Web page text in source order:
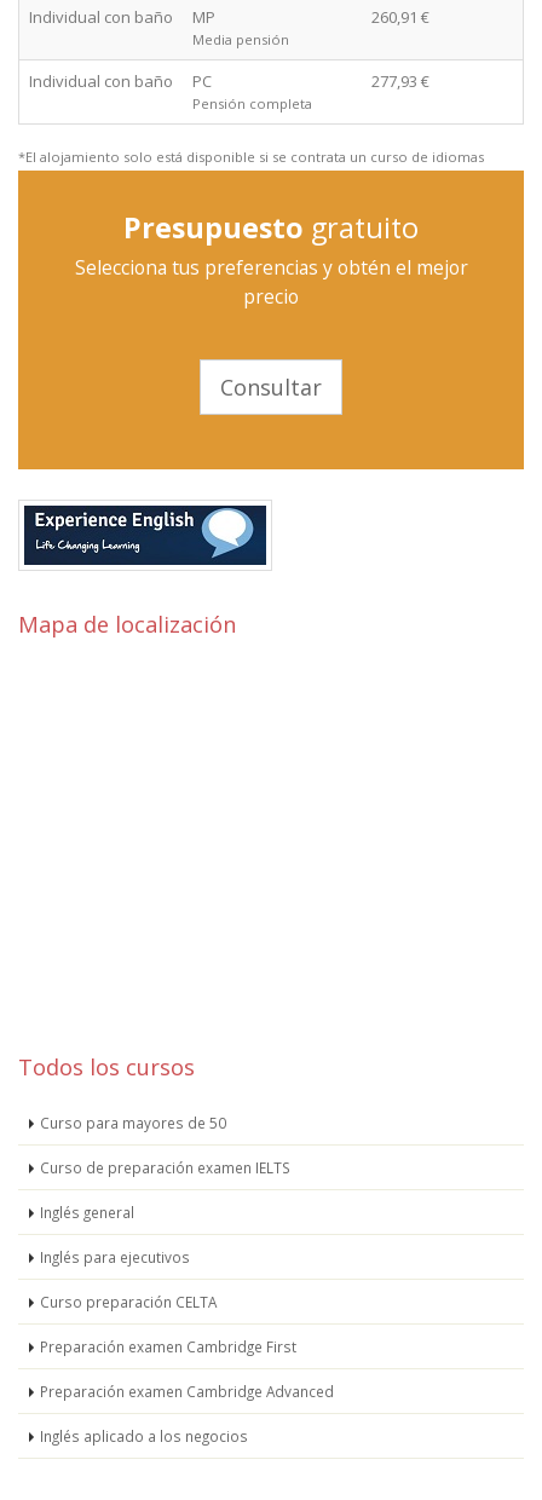
Individual con baño MP
Media pensión
260,91 €
Individual con baño PC
Pensión completa
277,93 €
*El alojamiento solo está disponible si se contrata un curso de idiomas
Presupuesto gratuito
Selecciona tus preferencias y obtén el mejor
precio
Consultar
Mapa de localización
Todos los cursos
Curso para mayores de 50
Curso de preparación examen IELTS
Inglés general
Inglés para ejecutivos
Curso preparación CELTA
Preparación examen Cambridge First
Preparación examen Cambridge Advanced
Inglés aplicado a los negocios